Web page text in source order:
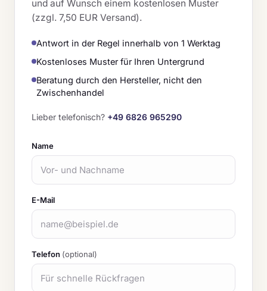
und auf Wunsch einem kostenlosen Muster
(zzgl. 7,50 EUR Versand).
Antwort in der Regel innerhalb von 1 Werktag
Kostenloses Muster für Ihren Untergrund
Beratung durch den Hersteller, nicht den
Zwischenhandel
Lieber telefonisch? +49 6826 965290
Name
E-Mail
Telefon (optional)